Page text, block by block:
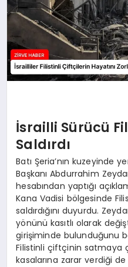
İsrailli Sürücü
Saldırdı
Batı Şeria’nın kuzeyinde
Başkanı Abdurrahim
hesabından yaptığı
Kana Vadisi bölgesinde
saldırdığını duyurdu.
yönünü kasıtlı olarak
girişiminde bulunduğunu
Filistinli çiftçinin satmaya
kasalarına zarar verdiği